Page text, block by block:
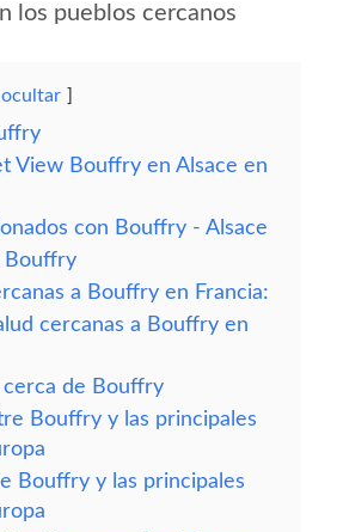
los pueblos cercanos
ocultar
View Bouffry en Alsace en
con Bouffry - Alsace
Bouffry
a Bouffry en Francia:
cercanas a Bouffry en
de Bouffry
Bouffry y las principales
Bouffry y las principales